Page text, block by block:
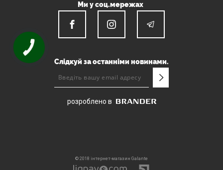
Ми у соц.мережах
Слідкуй за останніми новинами.
розроблено в
© 2018 інтернет-магазин Galante
КНОПКА
ЗВ'ЯЗКУ